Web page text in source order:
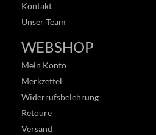
Kontakt
Unser Team
WEBSHOP
Mein Konto
Merkzettel
Widerrufsbelehrung
Retoure
Versand